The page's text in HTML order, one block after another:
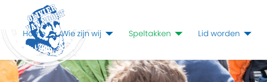
Home Wie zijn wij Speltakken Lid worden